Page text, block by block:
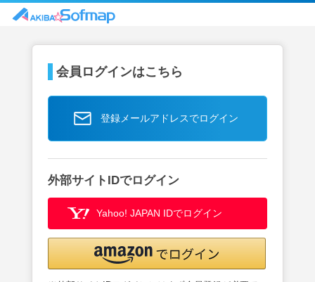
会員ログインはこちら
登録メールアドレスでログイン
外部サイトIDでログイン
Yahoo! JAPAN IDでログイン